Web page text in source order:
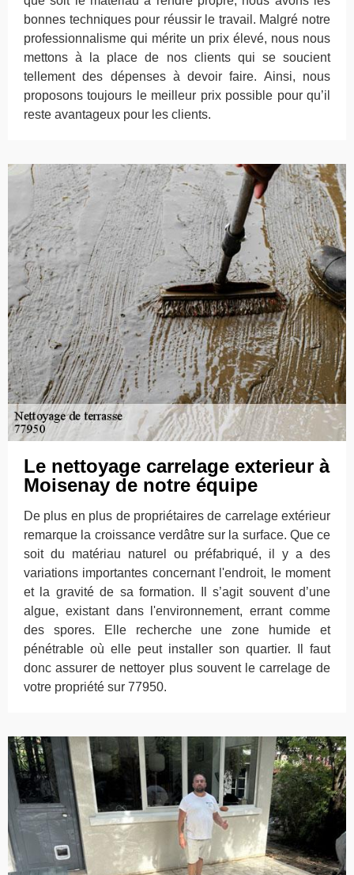
bonnes techniques pour réussir le travail. Malgré notre
professionnalisme qui mérite un prix élevé, nous nous
mettons à la place de nos clients qui se soucient
tellement des dépenses à devoir faire. Ainsi, nous
proposons toujours le meilleur prix possible pour qu’il
reste avantageux pour les clients.
Le nettoyage carrelage exterieur à
Moisenay de notre équipe
De plus en plus de propriétaires de carrelage extérieur
remarque la croissance verdâtre sur la surface. Que ce
soit du matériau naturel ou préfabriqué, il y a des
variations importantes concernant l'endroit, le moment
et la gravité de sa formation. Il s’agit souvent d’une
algue, existant dans l'environnement, errant comme
des spores. Elle recherche une zone humide et
pénétrable où elle peut installer son quartier. Il faut
donc assurer de nettoyer plus souvent le carrelage de
votre propriété sur 77950.